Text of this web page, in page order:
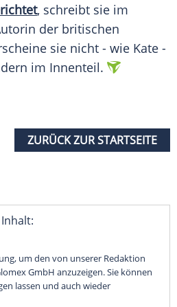
, schreibt sie im
der britischen
sie nicht - wie Kate -
im Innenteil.
ZURÜCK ZUR STARTSEITE
um den von unserer Redaktion
GmbH anzuzeigen. Sie können
lassen und auch wieder